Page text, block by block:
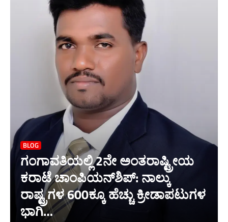
BLOG
ಗಂಗಾವತಿಯಲ್ಲಿ 2ನೇ ಅಂತರಾಷ್ಟ್ರೀಯ
ಕರಾಟೆ ಚಾಂಪಿಯನ್‌ಶಿಪ್: ನಾಲ್ಕು
ರಾಷ್ಟ್ರಗಳ 600ಕ್ಕೂ ಹೆಚ್ಚು ಕ್ರೀಡಾಪಟುಗಳ
ಭಾಗಿ…